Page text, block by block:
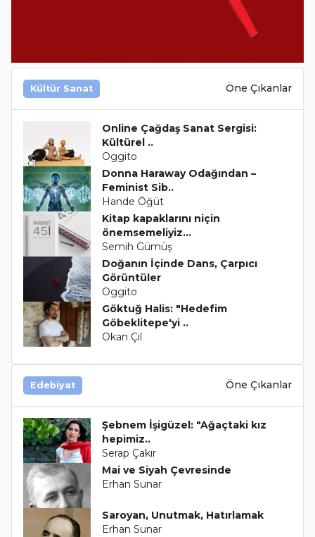
Kültür Sanat Öne Çıkanlar
Online Çağdaş Sanat Sergisi:
Kültürel ..
Oggito
Donna Haraway Odağından –
Feminist Sib..
Hande Öğüt
Kitap kapaklarını niçin
önemsemeliyiz…
Semih Gümüş
Doğanın İçinde Dans, Çarpıcı
Görüntüler
Oggito
Göktuğ Halis: "Hedefim
Göbeklitepe'yi ..
Okan Çil
Edebiyat Öne Çıkanlar
Şebnem İşigüzel: "Ağaçtaki kız
hepimiz..
Serap Çakır
Mai ve Siyah Çevresinde
Erhan Sunar
Saroyan, Unutmak, Hatırlamak
Erhan Sunar